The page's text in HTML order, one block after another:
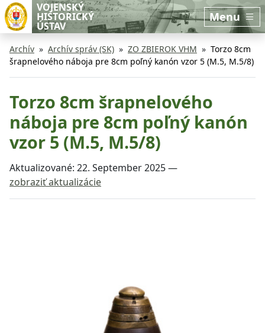
Preskočiť na hlavný obsah
Preskočiť na bočnú lištu
VOJENSKÝ
HISTORICKÝ
ÚSTAV
Menu
Archív Archív správ (SK) ZO ZBIEROK VHM
Torzo 8cm
šrapnelového náboja pre 8cm poľný kanón vzor 5 (M.5, M.5/8)
Torzo 8cm šrapnelového
náboja pre 8cm poľný kanón
vzor 5 (M.5, M.5/8)
Aktualizované: 22. September 2025—
zobraziť aktualizácie